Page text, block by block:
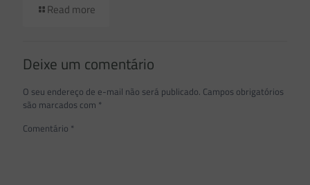
Read more
Deixe um comentário
O seu endereço de e-mail não será publicado. Campos obrigatórios
são marcados com *
Comentário *